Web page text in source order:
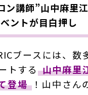
講師”山中麻里
ントが目白押し
ブースには、数
トする 山中麻里
登場 ！山中さん